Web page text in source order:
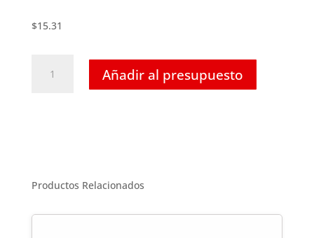
$15.31
Hexagonal
3-
Añadir al presupuesto
Productos Relacionados